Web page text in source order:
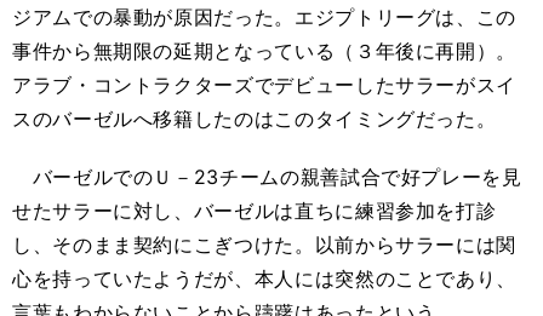
ジアムでの暴動が原因だった。エジプトリーグは、この
事件から無期限の延期となっている（３年後に再開）。
アラブ・コントラクターズでデビューしたサラーがスイ
スのバーゼルへ移籍したのはこのタイミングだった。
バーゼルでのＵ－23チームの親善試合で好プレーを見
せたサラーに対し、バーゼルは直ちに練習参加を打診
し、そのまま契約にこぎつけた。以前からサラーには関
心を持っていたようだが、本人には突然のことであり、